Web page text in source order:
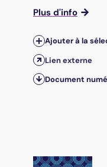
Plus d'info
Ajouter à la
Lien externe
Document